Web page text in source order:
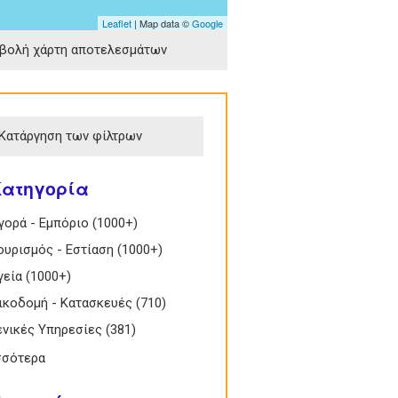
Leaflet | Map data ©Google
χάρτη αποτελεσμάτων
των φίλτρων
Αγορά - Εμπόριο filter
- Εμπόριο (1000+)
Εμπόριο filter
Τουρισμός - Εστίαση filter
- Εστίαση (1000+)
Υγεία filter
(1000+)
Οικοδομή - Κατασκευές filter
- Κατασκευές (710)
Γενικές Υπηρεσίες filter
Υπηρεσίες (381)